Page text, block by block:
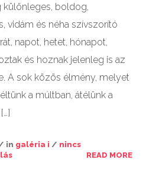
különleges, boldog,
vidám és néha szívszorító
napot, hetet, hónapot,
és hoznak jelenleg is az
A sok közös élmény, melyet
a múltban, átélünk a
in galéria i / nincs
READ MORE